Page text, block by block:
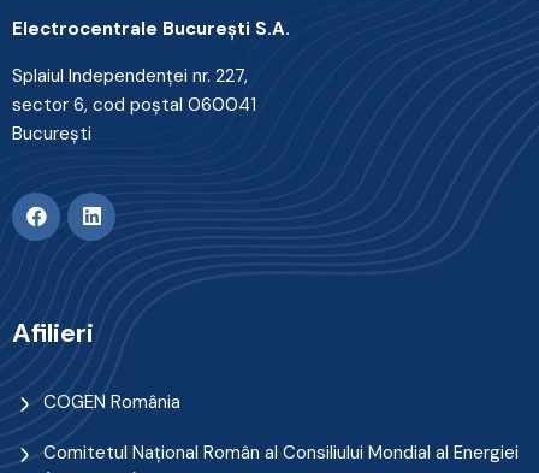
Electrocentrale Bucureşti S.A.
Splaiul Independenţei nr. 227,
sector 6, cod poştal 060041
Bucureşti
Afilieri
COGEN România
Comitetul Naţional Român al Consiliului Mondial al Energiei